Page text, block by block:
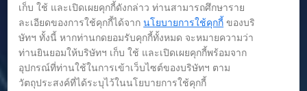
เก็บ ใช้ และเปิดเผยคุกกี้ดังกล่าว ท่านสามารถศึกษาราย
ละเอียดของการใช้คุกกี้ได้จากนโยบายการใช้คุกกี้ ของบริ
ษัทฯ ทั้งนี้ หากท่านกดยอมรับคุกกี้ทั้งหมด จะหมายความว่า
ท่านยินยอมให้บริษัทฯ เก็บ ใช้ และเปิดเผยคุกกี้พร้อมจาก
อุปกรณ์ที่ท่านใช้ในการเข้าเว็บไซต์ของบริษัทฯ ตาม
วัตถุประสงค์ที่ได้ระบุไว้ในนโยบายการใช้คุกกี้